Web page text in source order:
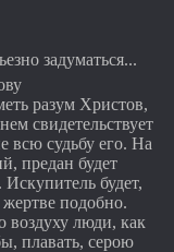
задуматься...
разум Христов,
свидетельствует
всю судьбу его. На
предан будет
будет,
подобно.
воздуху люди, как
плавать, серою